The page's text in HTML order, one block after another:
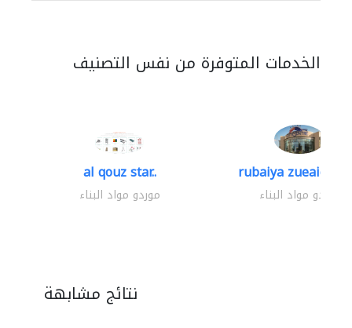
الخدمات المتوفرة من نفس التصنيف
al qouz star..
موردو مواد البناء
rubaiya zueaid
موردو مواد البناء
نتائج مشابهة